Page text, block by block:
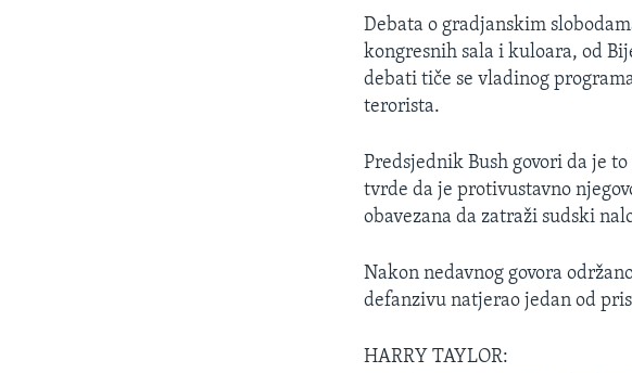
Debata o gradjanskim
kongresnih sala i kuloara, od
debati tiče se vladinog
terorista.
Predsjednik Bush govori da je
tvrde da je protivustavno
obavezana da zatraži sudski
Nakon nedavnog govora
defanzivu natjerao jedan od
HARRY TAYLOR: